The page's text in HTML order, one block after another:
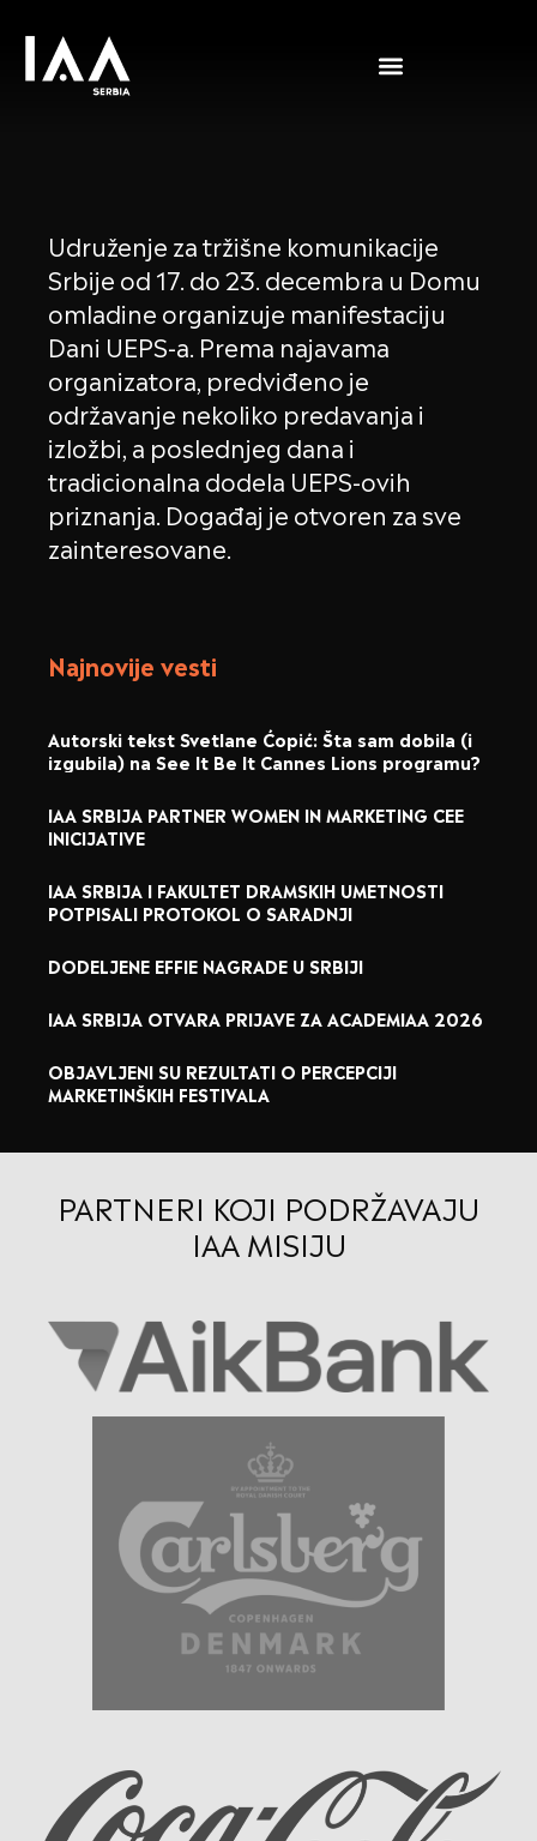
Udruženje za tržišne komunikacije
Srbije od 17. do 23. decembra u Domu
omladine organizuje manifestaciju
Dani UEPS-a. Prema najavama
organizatora, predviđeno je
održavanje nekoliko predavanja i
izložbi, a poslednjeg dana i
tradicionalna dodela UEPS-ovih
priznanja. Događaj je otvoren za sve
zainteresovane.
Najnovije vesti
Autorski tekst Svetlane Ćopić: Šta sam dobila (i
izgubila) na See It Be It Cannes Lions programu?
IAA SRBIJA PARTNER WOMEN IN MARKETING CEE
INICIJATIVE
IAA SRBIJA I FAKULTET DRAMSKIH UMETNOSTI
POTPISALI PROTOKOL O SARADNJI
DODELJENE EFFIE NAGRADE U SRBIJI
IAA SRBIJA OTVARA PRIJAVE ZA ACADEMIAA 2026
OBJAVLJENI SU REZULTATI O PERCEPCIJI
MARKETINŠKIH FESTIVALA
PARTNERI KOJI PODRŽAVAJU
IAA MISIJU